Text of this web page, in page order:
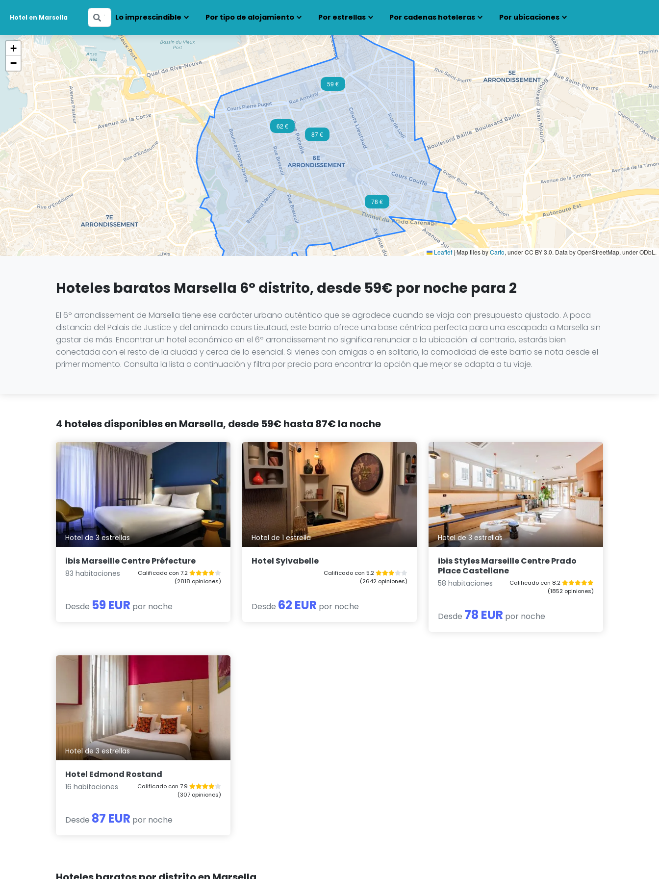
Hotel en Marsella
Ingresa
tus
fechas
Lo imprescindible Por tipo de alojamiento Por estrellas Por cadenas hoteleras Por ubicaciones
59 €
62 €
78 €
87 €
+
−
Leaflet |Map tiles byCarto, under CC BY 3.0. Data by OpenStreetMap, under ODbL.
Hoteles baratos Marsella 6° distrito, desde 59€ por noche para 2
El 6º arrondissement de Marsella tiene ese carácter urbano auténtico que se agradece cuando se viaja con presupuesto ajustado. A poca
distancia del Palais de Justice y del animado cours Lieutaud, este barrio ofrece una base céntrica perfecta para una escapada a Marsella sin
gastar de más. Encontrar un hotel económico en el 6º arrondissement no significa renunciar a la ubicación: al contrario, estarás bien
conectada con el resto de la ciudad y cerca de lo esencial. Si vienes con amigas o en solitario, la comodidad de este barrio se nota desde el
primer momento. Consulta la lista a continuación y filtra por precio para encontrar la opción que mejor se adapta a tu viaje.
4 hoteles disponibles en Marsella, desde 59€ hasta 87€ la noche
Hotel de 3 estrellas
ibis Marseille Centre Préfecture
83 habitaciones
Calificado con 7.2
(2818 opiniones)
Desde 59 EUR por noche
Hotel de 1 estrella
Hotel Sylvabelle
Calificado con 5.2
(2642 opiniones)
Desde 62 EUR por noche
Hotel de 3 estrellas
ibis Styles Marseille Centre Prado
Place Castellane
58 habitaciones
Calificado con 8.2
(1852 opiniones)
Desde 78 EUR por noche
Hotel de 3 estrellas
Hotel Edmond Rostand
16 habitaciones
Calificado con 7.9
(307 opiniones)
Desde 87 EUR por noche